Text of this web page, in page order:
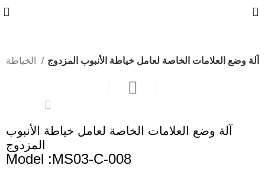
0
آلة وضع العلامات الخاصة لعامل خياطة الأنبوب المزدوج
آلة وضع العلامات الخاصة لعامل خياطة الأنبوب
المزدوج
Model :MS03-C-008